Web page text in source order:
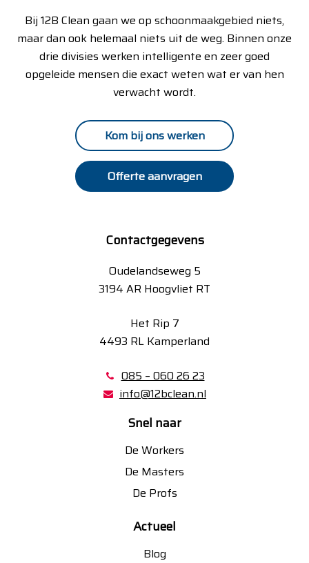
Bij 12B Clean gaan we op schoonmaakgebied niets,
maar dan ook helemaal niets uit de weg. Binnen onze
drie divisies werken intelligente en zeer goed
opgeleide mensen die exact weten wat er van hen
verwacht wordt.
Kom bij ons werken
Offerte aanvragen
Contactgegevens
Oudelandseweg 5
3194 AR Hoogvliet RT
Het Rip 7
4493 RL Kamperland
085 – 060 26 23
info@12bclean.nl
Snel naar
De Workers
De Masters
De Profs
Actueel
Blog